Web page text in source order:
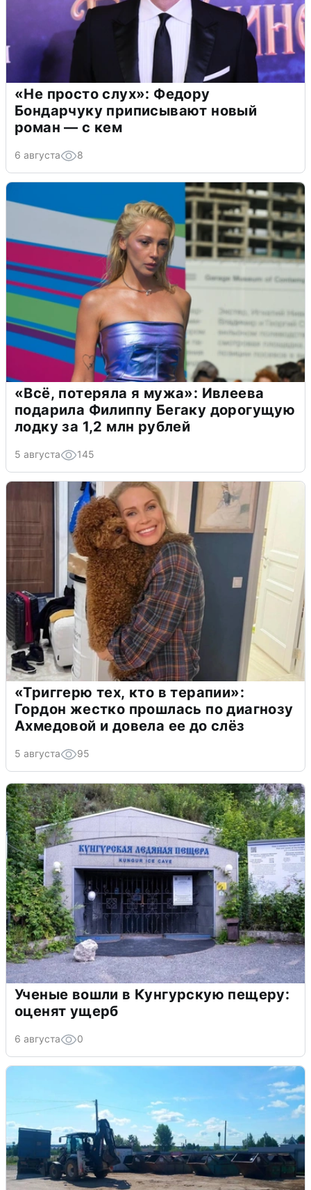
«Не просто слух»: Федору
Бондарчуку приписывают новый
роман — с кем
6 августа 8
«Всё, потеряла я мужа»: Ивлеева
подарила Филиппу Бегаку дорогущую
лодку за 1,2 млн рублей
5 августа 145
«Триггерю тех, кто в терапии»:
Гордон жестко прошлась по диагнозу
Ахмедовой и довела ее до слёз
5 августа 95
Ученые вошли в Кунгурскую пещеру:
оценят ущерб
6 августа 0